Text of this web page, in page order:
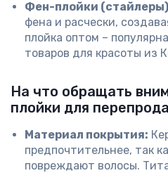
Фен-плойки
фена и расчески,
плойка оптом –
товаров для красоты из
На что обращать
плойки для
Материал покрытия:
предпочтительнее, так
повреждают волосы.